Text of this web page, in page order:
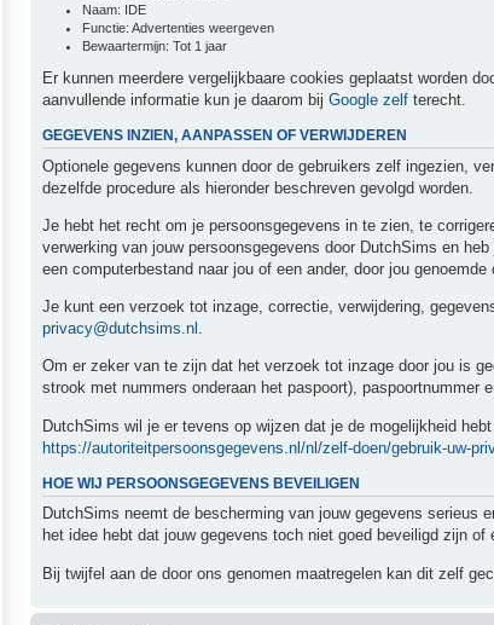
Naam: IDE
Functie: Advertenties weergeven
Bewaartermijn: Tot 1 jaar
Er kunnen meerdere vergelijkbaare cookies geplaatst worden
aanvullende informatie kun je daarom bij Google zelf terecht.
GEGEVENS INZIEN, AANPASSEN OF VERWIJDEREN
Optionele gegevens kunnen door de gebruikers zelf ingezien,
dezelfde procedure als hieronder beschreven gevolgd worden.
Je hebt het recht om je persoonsgegevens in te zien, te
verwerking van jouw persoonsgegevens door DutchSims en
een computerbestand naar jou of een ander, door jou genoemde
Je kunt een verzoek tot inzage, correctie, verwijdering,
privacy@dutchsims.nl .
Om er zeker van te zijn dat het verzoek tot inzage door jou is
strook met nummers onderaan het paspoort),
DutchSims wil je er tevens op wijzen dat je de mogelijkheid
https://autoriteitpersoonsgegevens.nl/nl/zelf-doen/gebruik-uw-
HOE WIJ PERSOONSGEGEVENS BEVEILIGEN
DutchSims neemt de bescherming van jouw gegevens serieus
het idee hebt dat jouw gegevens toch niet goed beveiligd zijn
Bij twijfel aan de door ons genomen maatregelen kan dit zelf